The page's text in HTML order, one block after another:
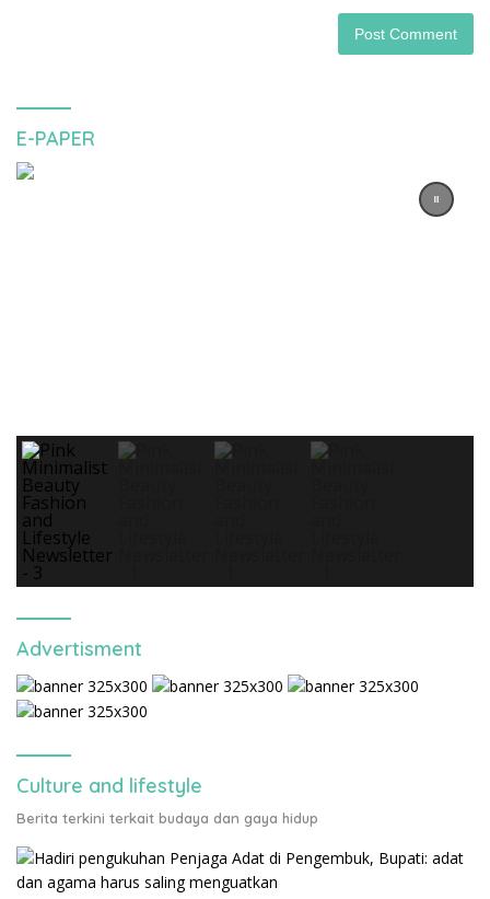
E-PAPER
Advertisment
Culture and lifestyle
Berita terkini terkait budaya dan gaya hidup